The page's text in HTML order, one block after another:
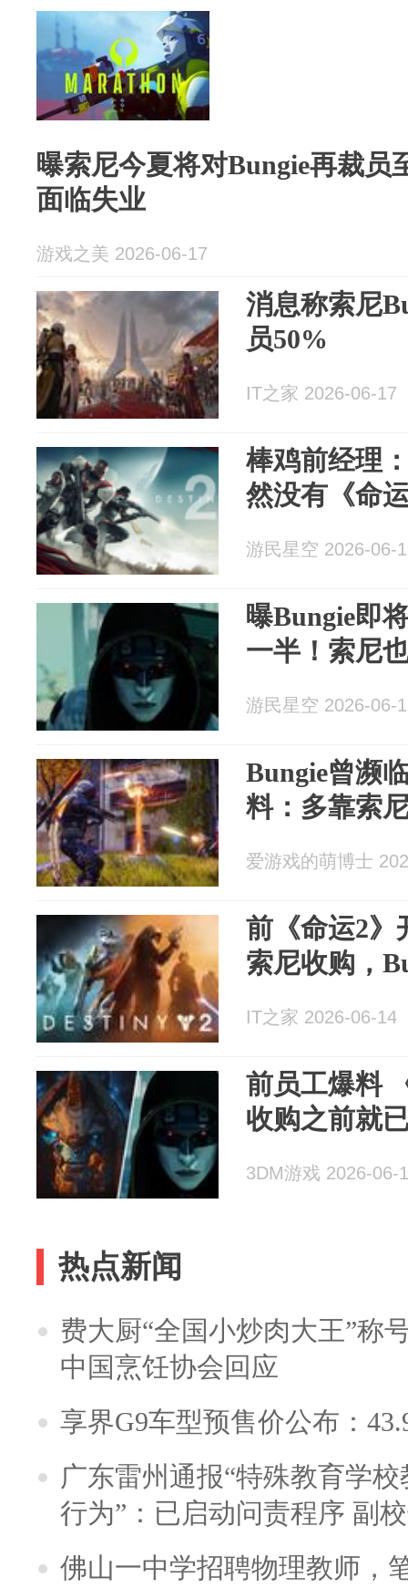
曝索尼今夏将对Bungie再裁员
面临失业
游戏之美 2026-06-17
消息称索尼
员50%
IT之家 2026-06-17
棒鸡前经理
然没有《命
游民星空 2026-06-
曝Bungie即
一半！索尼
游民星空 2026-06-
Bungie曾濒
料：多靠索
爱游戏的萌博士
前《命运2》
索尼收购，
IT之家 2026-06-14
前员工爆料
收购之前就
3DM游戏 2026-06-
热点新闻
费大厨“全国小炒肉大王”称
中国烹饪协会回应
享界G9车型预售价公布：
广东雷州通报“特殊教育学
行为”：已启动问责程序 副
佛山一中学招聘物理教师，